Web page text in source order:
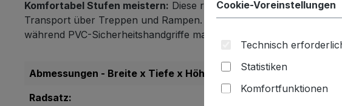
Komfortabel Stufen meistern: Diese robuste Treppenkarre mit
Transport über Treppen und Rampen. Zwei fünfarmige Radsterne
während PVC-Sicherheitshandgriffe maximale Kontrolle bieten.
Abmessungen - Breite x Tiefe x Höhe (mm):
Radsatz:
Cookie-Voreinstellungen
Technisch
Statistiken
Komfortfunktionen